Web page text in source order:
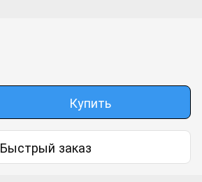
Купить
Быстрый заказ